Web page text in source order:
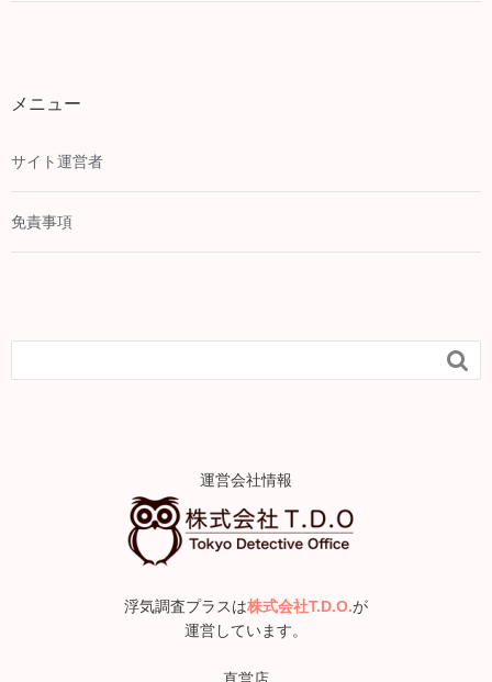
メニュー
サイト運営者
免責事項

運営会社情報
浮気調査プラスは株式会社T.D.O.が
運営しています。